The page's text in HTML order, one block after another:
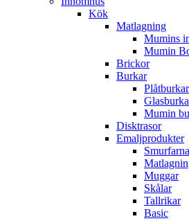
Kök
Matlagning
Mumins
Mumin
Brickor
Burkar
Plåtburkar
Mumin
Disktrasor
Emaljprodukter
Smurfarna
Muggar
Skålar
Tallrikar
Basic